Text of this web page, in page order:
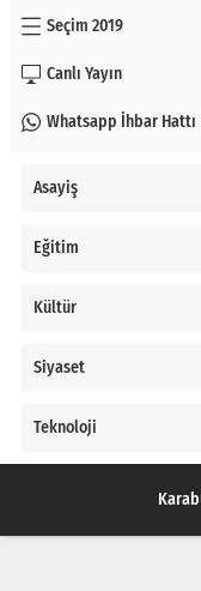
Seçim 2019
Canlı Yayın
Whatsapp İhbar Hattı
Asayiş
Eğitim
Kültür
Siyaset
Teknoloji